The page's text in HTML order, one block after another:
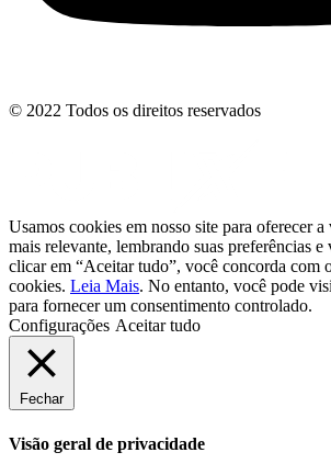
© 2022 Todos os direitos reservados
Usamos cookies em nosso site para oferecer
mais relevante, lembrando suas preferências
clicar em “Aceitar tudo”, você concorda com
cookies. Leia Mais. No entanto, você pode
para fornecer um consentimento controlado.
Configurações Aceitar tudo
Fechar
Visão geral de privacidade